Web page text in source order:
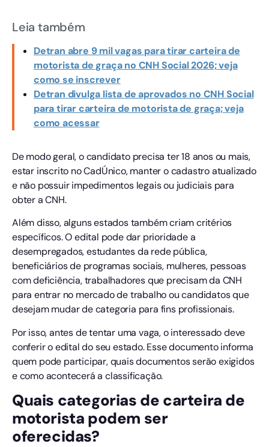
Leia também
Detran abre 9 mil vagas para tirar carteira de
motorista de graça no CNH Social 2026; veja
como se inscrever
Detran divulga lista de aprovados no CNH Social
para tirar carteira de motorista de graça; veja
como acessar
De modo geral, o candidato precisa ter 18 anos ou mais,
estar inscrito no CadÚnico, manter o cadastro atualizado
e não possuir impedimentos legais ou judiciais para
obter a CNH.
Além disso, alguns estados também criam critérios
específicos. O edital pode dar prioridade a
desempregados, estudantes da rede pública,
beneficiários de programas sociais, mulheres, pessoas
com deficiência, trabalhadores que precisam da CNH
para entrar no mercado de trabalho ou candidatos que
desejam mudar de categoria para fins profissionais.
Por isso, antes de tentar uma vaga, o interessado deve
conferir o edital do seu estado. Esse documento informa
quem pode participar, quais documentos serão exigidos
e como acontecerá a classificação.
Quais categorias de carteira de
motorista podem ser
oferecidas?